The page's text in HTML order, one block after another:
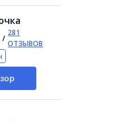
/
281
ОТЗЫВОВ